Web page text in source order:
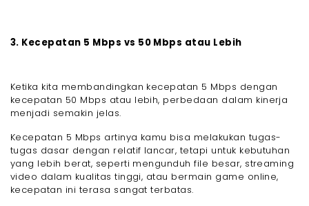
3. Kecepatan 5 Mbps vs 50 Mbps atau Lebih
Ketika kita membandingkan kecepatan 5 Mbps dengan
kecepatan 50 Mbps atau lebih, perbedaan dalam kinerja
menjadi semakin jelas.
Kecepatan 5 Mbps artinya kamu bisa melakukan tugas-
tugas dasar dengan relatif lancar, tetapi untuk kebutuhan
yang lebih berat, seperti mengunduh file besar, streaming
video dalam kualitas tinggi, atau bermain game online,
kecepatan ini terasa sangat terbatas.